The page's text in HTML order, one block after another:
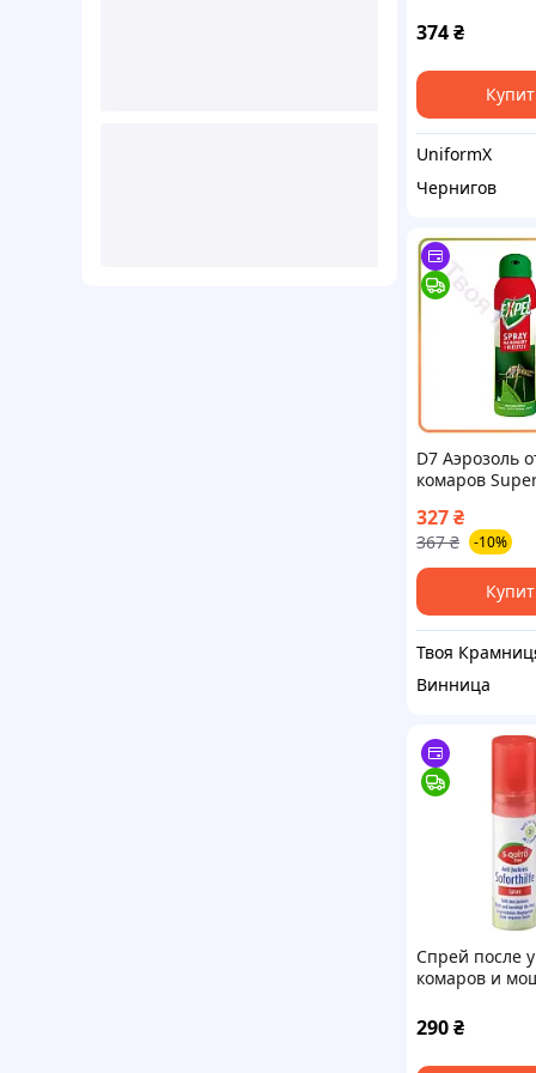
(50016000)
374₴
UniformX
Чернигов
D7 Аэрозоль
комаров
репеллент
одежды
укусов на
327₴
367 ₴ -10%
Твоя
Винница
Спрей после
комаров и
290₴